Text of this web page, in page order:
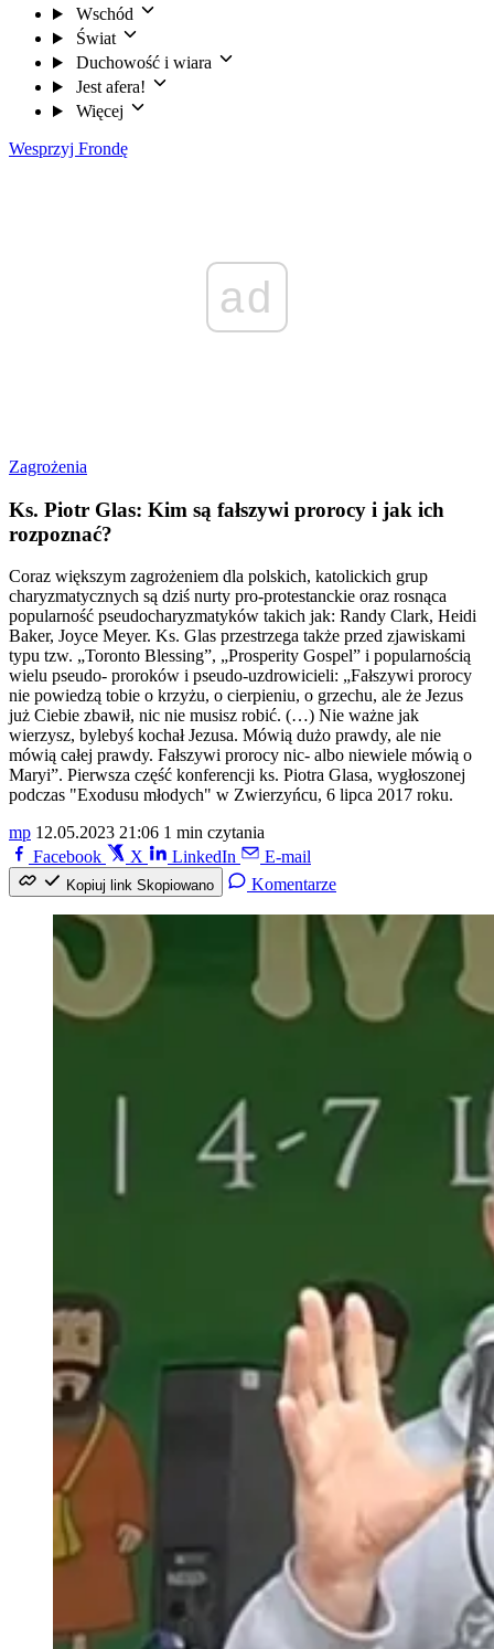
Wschód
Świat
Duchowość i wiara
Jest afera!
Więcej
Wesprzyj Frondę
ad
Zagrożenia
Ks. Piotr Glas: Kim są fałszywi prorocy i jak ich
rozpoznać?
Coraz większym zagrożeniem dla polskich, katolickich grup
charyzmatycznych są dziś nurty pro-protestanckie oraz rosnąca
popularność pseudocharyzmatyków takich jak: Randy Clark, Heidi
Baker, Joyce Meyer. Ks. Glas przestrzega także przed zjawiskami
typu tzw. „Toronto Blessing”, „Prosperity Gospel” i popularnością
wielu pseudo- proroków i pseudo-uzdrowicieli: „Fałszywi prorocy
nie powiedzą tobie o krzyżu, o cierpieniu, o grzechu, ale że Jezus
już Ciebie zbawił, nic nie musisz robić. (…) Nie ważne jak
wierzysz, bylebyś kochał Jezusa. Mówią dużo prawdy, ale nie
mówią całej prawdy. Fałszywi prorocy nic- albo niewiele mówią o
Maryi”. Pierwsza część konferencji ks. Piotra Glasa, wygłoszonej
podczas "Exodusu młodych" w Zwierzyńcu, 6 lipca 2017 roku.
mp 12.05.2023 21:06 1 min czytania
Facebook
X LinkedIn E-mail
Kopiuj link Skopiowano Komentarze